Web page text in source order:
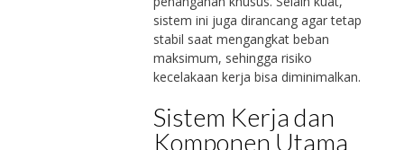
sistem ini juga dirancang agar tetap
stabil saat mengangkat beban
maksimum, sehingga risiko
kecelakaan kerja bisa diminimalkan.
Sistem Kerja dan
Komponen Utama